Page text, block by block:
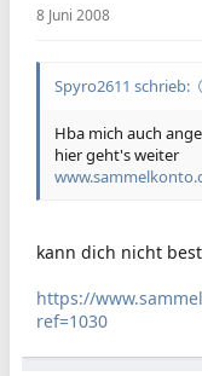
8 Juni 2008
Spyro2611 schrieb:
Hba mich auch
hier geht's weiter
kann dich nicht
https://
ref=1030